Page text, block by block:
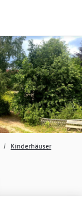
Kinderhäuser